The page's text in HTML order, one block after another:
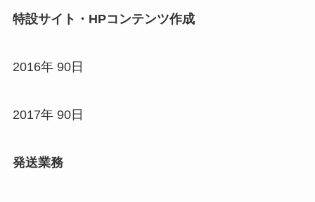
特設サイト・HPコンテンツ作成
2016年 90日
2017年 90日
発送業務